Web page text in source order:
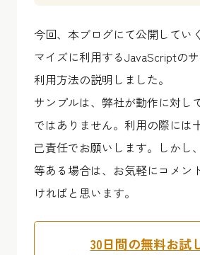
今回、本ブログにて公開してい
マイズに利用するJavaScriptの
利用方法の説明しました。
サンプルは、弊社が動作に対し
ではありません。利用の際には
己責任でお願いします。しかし
等ある場合は、お気軽にコメン
ければと思います。
30日間の無料お試